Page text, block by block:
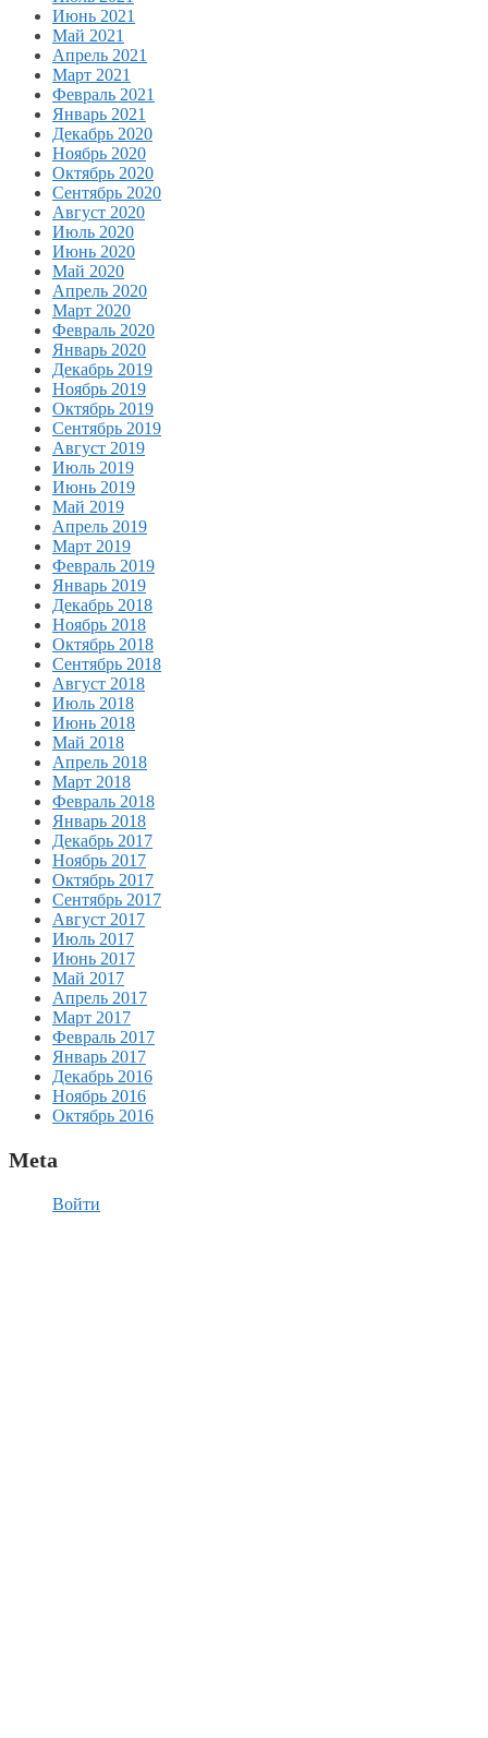
Июнь 2021
Май 2021
Апрель 2021
Март 2021
Февраль 2021
Январь 2021
Декабрь 2020
Ноябрь 2020
Октябрь 2020
Сентябрь 2020
Август 2020
Июль 2020
Июнь 2020
Май 2020
Апрель 2020
Март 2020
Февраль 2020
Январь 2020
Декабрь 2019
Ноябрь 2019
Октябрь 2019
Сентябрь 2019
Август 2019
Июль 2019
Июнь 2019
Май 2019
Апрель 2019
Март 2019
Февраль 2019
Январь 2019
Декабрь 2018
Ноябрь 2018
Октябрь 2018
Сентябрь 2018
Август 2018
Июль 2018
Июнь 2018
Май 2018
Апрель 2018
Март 2018
Февраль 2018
Январь 2018
Декабрь 2017
Ноябрь 2017
Октябрь 2017
Сентябрь 2017
Август 2017
Июль 2017
Июнь 2017
Май 2017
Апрель 2017
Март 2017
Февраль 2017
Январь 2017
Декабрь 2016
Ноябрь 2016
Октябрь 2016
Meta
Войти